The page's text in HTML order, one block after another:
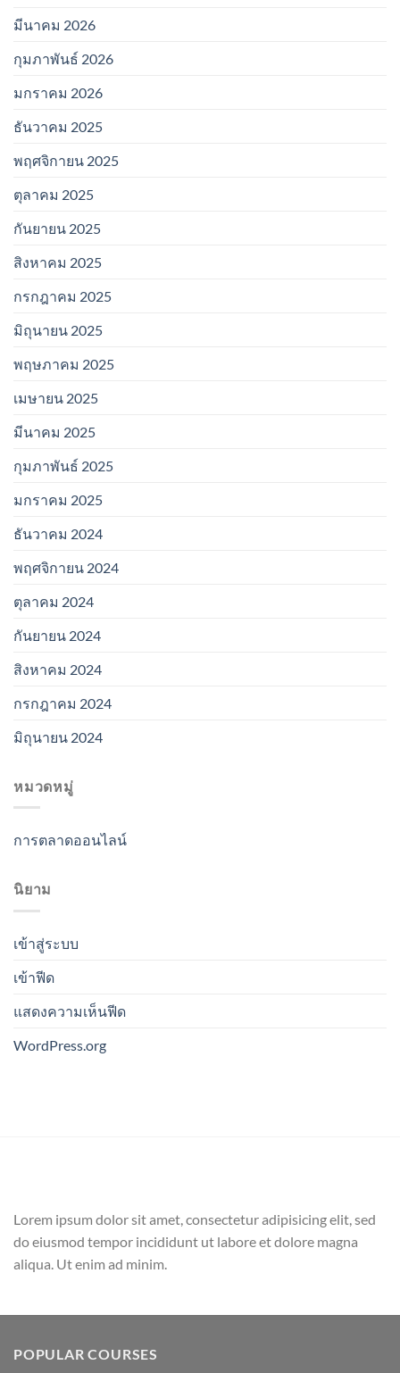
มีนาคม 2026
กุมภาพันธ์ 2026
มกราคม 2026
ธันวาคม 2025
พฤศจิกายน 2025
ตุลาคม 2025
กันยายน 2025
สิงหาคม 2025
กรกฎาคม 2025
มิถุนายน 2025
พฤษภาคม 2025
เมษายน 2025
มีนาคม 2025
กุมภาพันธ์ 2025
มกราคม 2025
ธันวาคม 2024
พฤศจิกายน 2024
ตุลาคม 2024
กันยายน 2024
สิงหาคม 2024
กรกฎาคม 2024
มิถุนายน 2024
หมวดหมู่
การตลาดออนไลน์
นิยาม
เข้าสู่ระบบ
เข้าฟีด
แสดงความเห็นฟีด
WordPress.org
Lorem ipsum dolor sit amet, consectetur adipisicing elit, sed
do eiusmod tempor incididunt ut labore et dolore magna
aliqua. Ut enim ad minim.
POPULAR COURSES